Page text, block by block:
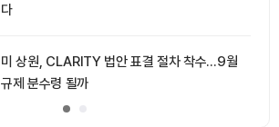
다
미 상원, CLARITY 법안 표결 절차 착수…9월
규제 분수령 될까